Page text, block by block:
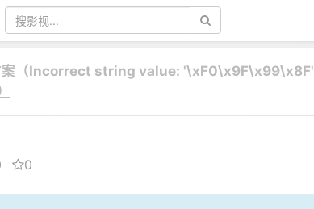
案（Incorrect string value: '\xF0\x9F\x99\x8F'
0